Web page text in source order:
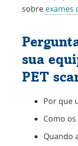
sobre exames
sua
PET
Por que
Como
Quando